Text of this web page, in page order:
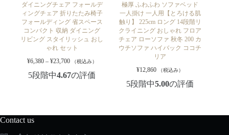
ダイニングチェア フォールデ
ィングチェア 折りたたみ椅子
フォールディング 省スペース
コンパクト 収納 ダイニング
リビング スタイリッシュ おし
ゃれ セット
¥6,380 – ¥23,700 （税込み）
5段階中4.67の評価
極厚 ふわふわ ソファベッド
一人掛け 一人用【とろける肌
触り】 225cm ロング 14段階リ
クライニング おしゃれ フロア
チェア ローソファ 秋冬 200 カ
ウチソファ ハイバック ココチ
リア
¥12,860 （税込み）
5段階中5.00の評価
Contact us